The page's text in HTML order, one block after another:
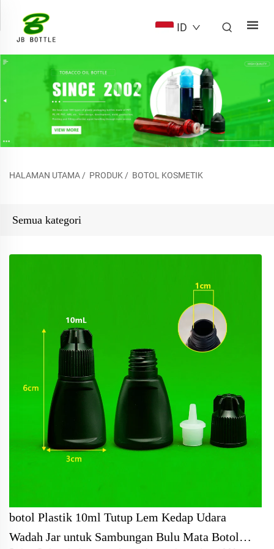
ID
HALAMAN UTAMA/ PRODUK/ BOTOL KOSMETIK
Semua kategori
botol Plastik 10ml Tutup Lem Kedap Udara
Wadah Jar untuk Sambungan Bulu Mata Botol